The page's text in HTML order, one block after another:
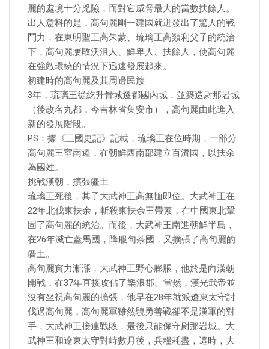
麗的處境十分兇險，而對它威脅最大的當數扶餘人。
出人意料的是，高句麗剛一建國就迸發出了驚人的戰
鬥力，在東明聖王高朱蒙、琉璃王高類利父子的統治
下，高句麗屢敗沃沮人、鮮卑人、扶餘人，使高句麗
在強敵環繞的情況下迅速發展起來。
初建時的高句麗及其周邊民族
3年，琉璃王從紇升骨城遷都國內城，並築造尉那岩城
（後改名丸都，今吉林省集安市），高句麗由此進入
新的發展階段。
PS：據《三國史記》記載，琉璃王在位時期，一部分
高句麗王室南遷，在朝鮮西南部建立百濟國，以扶余
為國姓。
挑戰漢朝，擴張疆土
琉璃王死後，其子大武神王高無恤即位。大武神王在
22年北伐東扶余，斬殺東扶余王帶素，在中國東北鞏
固了高句麗的統治。而後，大武神王南進朝鮮半島，
在26年滅亡蓋馬國，降服句茶國，又擴張了高句麗的
疆土。
高句麗實力漸漲，大武神王野心膨脹，他於是向漢朝
開戰，在37年直接攻佔了樂浪郡。當然，漢光武帝並
沒有坐視高句麗的擴張，他早在28年就派遼東太守討
伐過高句麗，高句麗軍雖然驍勇善戰卻不是漢軍的對
手，大武神王接連戰敗，最後只能保守尉那岩城。大
武神王和遼東太守對峙數月後，兵糧耗盡，這時，大